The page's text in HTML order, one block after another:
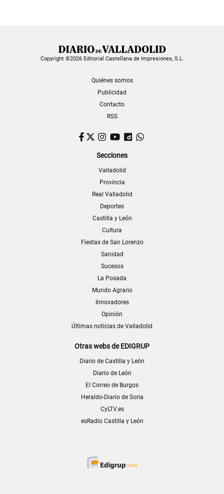
Copyright ©2026 Editorial Castellana de Impresiones, S.L.
Quiénes somos
Publicidad
Contacto
RSS
Facebook
TwitterInstagram
YouTubeDailymotion
Secciones
Valladolid
Provincia
Real Valladolid
Deportes
Castilla y León
Cultura
Fiestas de San Lorenzo
Sanidad
Sucesos
La Posada
Mundo Agrario
Innovadores
Opinión
Últimas noticias de Valladolid
Otras webs de EDIGRUP
Diario de Castilla y León
Diario de León
El Correo de Burgos
Heraldo-Diario de Soria
CyLTV.es
esRadio Castilla y León